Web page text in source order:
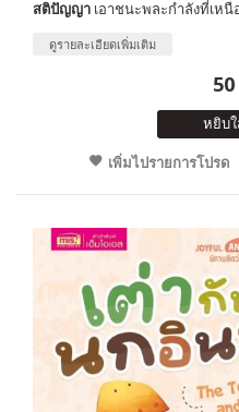
สติปัญญา เอาชนะพละกำลังที่เห
ดูรายละเอียดเพิ่มเติม
หยิบ
เพิ่มไปรายการโปรด